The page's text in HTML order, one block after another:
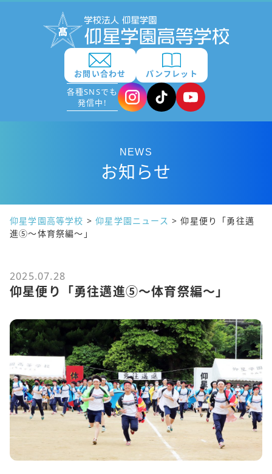
お問い合わせ
パンフレット
各種SNSでも
発信中!
NEWS
お知らせ
仰星学園高等学校 >仰星学園ニュース >仰星便り「勇往邁
進⑤～体育祭編～」
2025.07.28
仰星便り「勇往邁進⑤～体育祭編～」